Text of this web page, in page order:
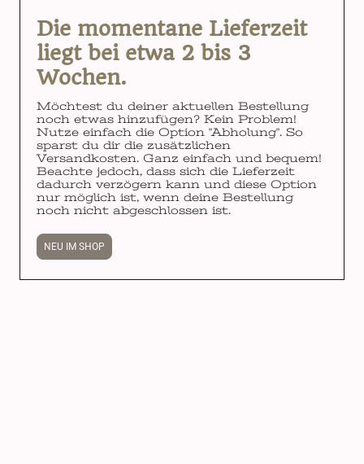
Die momentane Lieferzeit
liegt bei etwa 2 bis 3
Wochen.
Möchtest du deiner aktuellen Bestellung
noch etwas hinzufügen? Kein Problem!
Nutze einfach die Option "Abholung". So
sparst du dir die zusätzlichen
Versandkosten. Ganz einfach und bequem!
Beachte jedoch, dass sich die Lieferzeit
dadurch verzögern kann und diese Option
nur möglich ist, wenn deine Bestellung
noch nicht abgeschlossen ist.
NEU IM SHOP